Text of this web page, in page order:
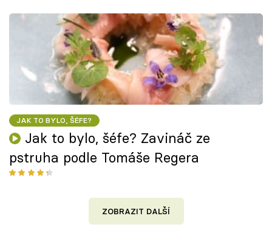
JAK TO BYLO, ŠÉFE?
Jak to bylo, šéfe? Zavináč ze
pstruha podle Tomáše Regera
ZOBRAZIT DALŠÍ